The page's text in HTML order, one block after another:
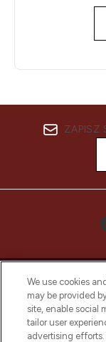
ZAPISZ
Bądź
We use cookies
may be provided
site, enable social
tailor user
advertising